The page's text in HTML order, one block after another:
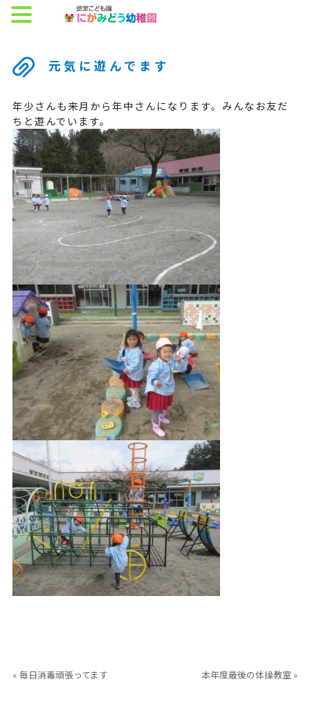
元気に遊んでます
年少さんも来月から年中さんになります。みんなお友だ
ちと遊んでいます。
« 毎日消毒頑張ってます 本年度最後の体操教室 »